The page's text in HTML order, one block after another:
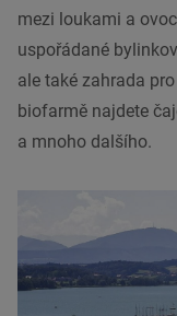
mezi loukami a
uspořádané
ale také zahrada
biofarmě najdete
a mnoho dalšího.